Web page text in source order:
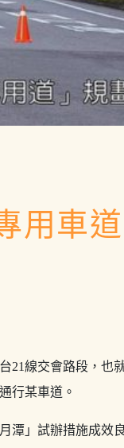
用車
21線交會路段，也
行某車道。
潭」試辦措施成效